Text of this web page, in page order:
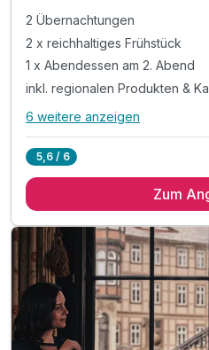
2 Übernachtungen
2 x reichhaltiges Frühstück
1 x Abendessen am 2. Abend
inkl. regionalen Produkten &
Alle Inklusivleistungen
2 x reichhaltiges Frühstück
inkl. regionalen Produkten &
1 x erfrischendes
inkl. alkoholfreier Getränke
inkl. Nutzung der
inkl. Tee, Wasser sowie Obst
6 weitere anzeigen
5,6 / 6
Zum